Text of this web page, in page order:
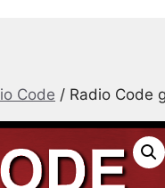
Code / Radio Code